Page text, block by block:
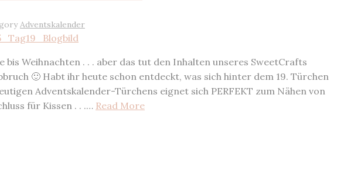
Adventskalender
bis Weihnachten . . . aber das tut den Inhalten unseres SweetCrafts
🙂 Habt ihr heute schon entdeckt, was sich hinter dem 19. Türchen
Adventskalender-Türchens eignet sich PERFEKT zum Nähen von
für Kissen . . .… Read More